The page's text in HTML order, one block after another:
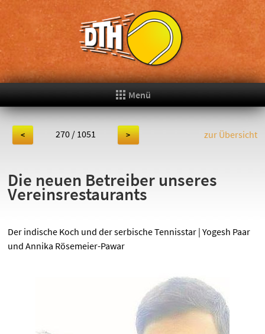
Menü
< 270 / 1051 > zur Übersicht
Die neuen Betreiber unseres
Vereinsrestaurants
Der indische Koch und der serbische Tennisstar | Yogesh Paar
und Annika Rösemeier-Pawar